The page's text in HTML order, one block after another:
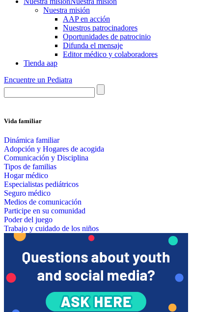
Nuestra misión
AAP en acción
Nuestros patrocinadores
Oportunidades de patrocinio
Difunda el mensaje
Editor médico y colaboradores
Tienda aap
Encuentre un Pediatra
Vida familiar
Dinámica familiar
Adopción y Hogares de acogida
Comunicación y Disciplina
Tipos de familias
Hogar médico
Especialistas pediátricos
Seguro médico
Medios de comunicación
Participe en su comunidad
Poder del juego
Trabajo y cuidado de los niños